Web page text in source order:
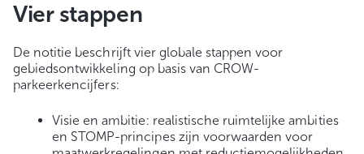
Vier stappen
De notitie beschrijft vier globale stappen voor
gebiedsontwik­keling op basis van CROW-
parkeerkencijfers:
Visie en ambitie: realistische ruimtelijke ambities
en STOMP-principes zijn voorwaarden voor